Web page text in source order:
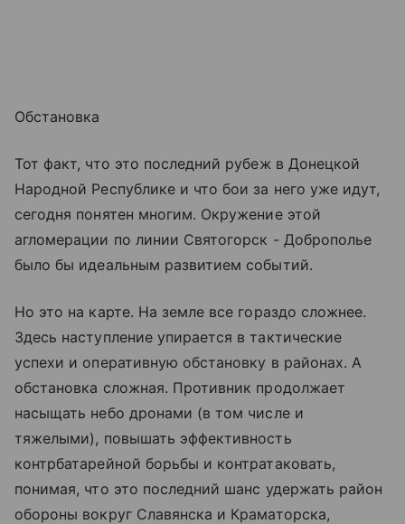
Обстановка
Тот факт, что это последний рубеж в Донецкой
Народной Республике и что бои за него уже идут,
сегодня понятен многим. Окружение этой
агломерации по линии Святогорск - Доброполье
было бы идеальным развитием событий.
Но это на карте. На земле все гораздо сложнее.
Здесь наступление упирается в тактические
успехи и оперативную обстановку в районах. А
обстановка сложная. Противник продолжает
насыщать небо дронами (в том числе и
тяжелыми), повышать эффективность
контрбатарейной борьбы и контратаковать,
понимая, что это последний шанс удержать район
обороны вокруг Славянска и Краматорска,